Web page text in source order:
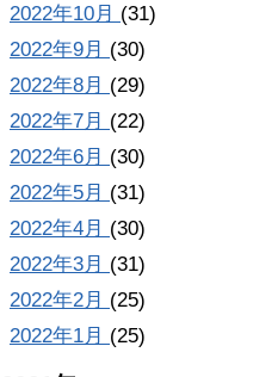
2022年10月 (31)
2022年9月 (30)
2022年8月 (29)
2022年7月 (22)
2022年6月 (30)
2022年5月 (31)
2022年4月 (30)
2022年3月 (31)
2022年2月 (25)
2022年1月 (25)